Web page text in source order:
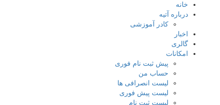
خانه
درباره آتیه
کادر آموزشی
اخبار
گالری
امکانات
پیش ثبت نام فوری
حساب من
لیست انصرافی ها
لیست پیش فوری
لیست ثبت نام